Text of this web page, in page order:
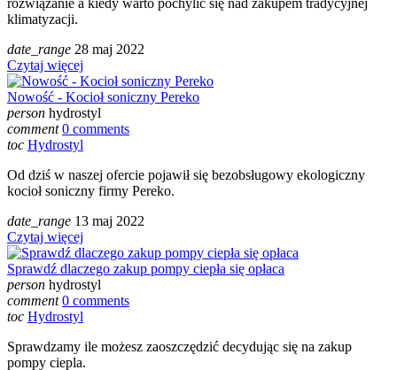
rozwiązanie a kiedy warto pochylić się nad zakupem tradycyjnej
klimatyzacji.
date_range 28 maj 2022
Czytaj więcej
Nowość - Kocioł soniczny Pereko
person hydrostyl
comment 0 comments
toc Hydrostyl
Od dziś w naszej ofercie pojawił się bezobsługowy ekologiczny
kocioł soniczny firmy Pereko.
date_range 13 maj 2022
Czytaj więcej
Sprawdź dlaczego zakup pompy ciepła się opłaca
person hydrostyl
comment 0 comments
toc Hydrostyl
Sprawdzamy ile możesz zaoszczędzić decydując się na zakup
pompy ciepla.